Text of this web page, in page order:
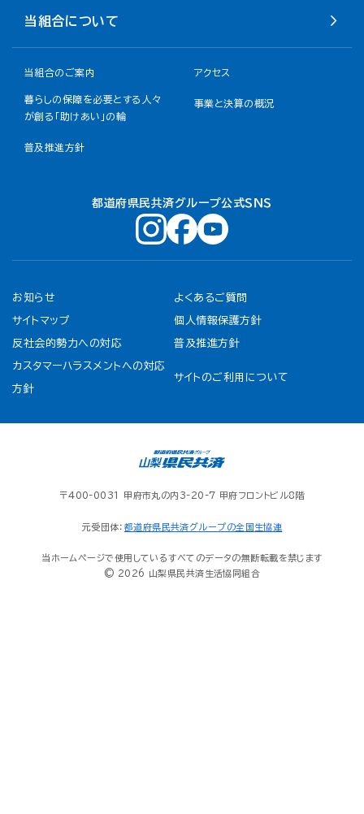
当組合について
当組合のご案内 アクセス
暮らしの保障を必要とする人々
が創る「助けあい」の輪
事業と決算の概況
普及推進方針
都道府県民共済グループ公式ＳＮＳ
お知らせ よくあるご質問
サイトマップ 個人情報保護方針
反社会的勢力への対応 普及推進方針
カスタマーハラスメントへの対応
方針
サイトのご利用について
〒400-0031 甲府市丸の内3-20-7 甲府フロントビル8階
元受団体： 都道府県民共済グループの全国生協連
当ホームページで使用しているすべてのデータの無断転載を禁じます
© 2026 山梨県民共済生活協同組合